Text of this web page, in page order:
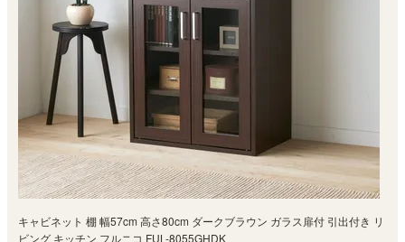
キャビネット 棚 幅57cm 高さ80cm ダークブラウン ガラス扉付 引出付き リ
ビング キッチン フルニコ FUL-8055GHDK